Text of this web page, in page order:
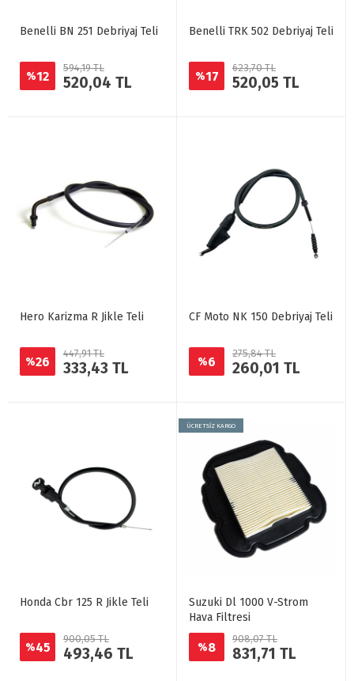
Benelli BN 251 Debriyaj Teli
%12
594,19 TL
520,04 TL
Benelli TRK 502 Debriyaj Teli
%17
623,70 TL
520,05 TL
Hero Karizma R Jikle Teli
%26
447,91 TL
333,43 TL
CF Moto NK 150 Debriyaj Teli
%6
275,84 TL
260,01 TL
Honda Cbr 125 R Jikle Teli
%45
900,05 TL
493,46 TL
ÜCRETSİZ KARGO
Suzuki Dl 1000 V-Strom
Hava Filtresi
%8
908,07 TL
831,71 TL